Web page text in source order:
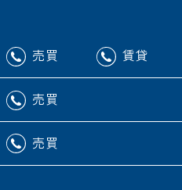
売買 賃貸
売買
売買